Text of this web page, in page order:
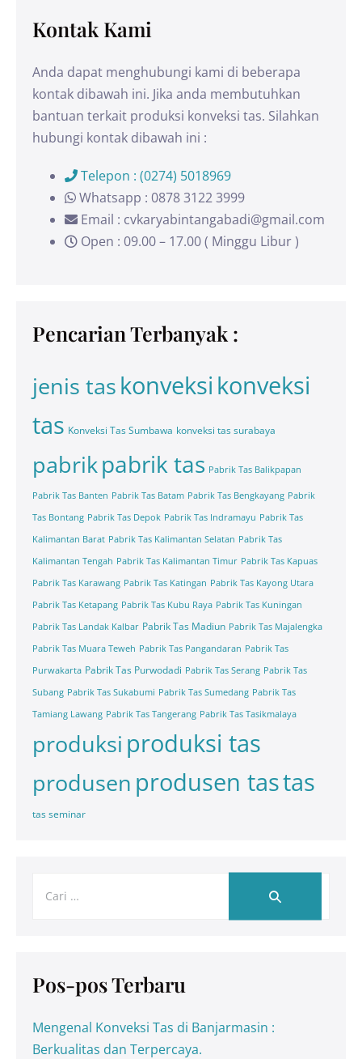
Kontak Kami
Anda dapat menghubungi kami di beberapa
kontak dibawah ini. Jika anda membutuhkan
bantuan terkait produksi konveksi tas. Silahkan
hubungi kontak dibawah ini :
Telepon : (0274) 5018969
Whatsapp : 0878 3122 3999
Email : cvkaryabintangabadi@gmail.com
Open : 09.00 – 17.00 ( Minggu Libur )
Pencarian Terbanyak :
jenis taskonveksi konveksi
tas Konveksi Tas Sumbawa konveksi tas surabaya
pabrikpabrik tas Pabrik Tas Balikpapan
Pabrik Tas Banten Pabrik Tas Batam Pabrik Tas Bengkayang Pabrik
Tas Bontang Pabrik Tas Depok Pabrik Tas Indramayu Pabrik Tas
Kalimantan Barat Pabrik Tas Kalimantan Selatan Pabrik Tas
Kalimantan Tengah Pabrik Tas Kalimantan Timur Pabrik Tas Kapuas
Pabrik Tas Karawang Pabrik Tas Katingan Pabrik Tas Kayong Utara
Pabrik Tas Ketapang Pabrik Tas Kubu Raya Pabrik Tas Kuningan
Pabrik Tas Landak Kalbar Pabrik Tas Madiun Pabrik Tas Majalengka
Pabrik Tas Muara Teweh Pabrik Tas Pangandaran Pabrik Tas
Purwakarta Pabrik Tas Purwodadi Pabrik Tas Serang Pabrik Tas
Subang Pabrik Tas Sukabumi Pabrik Tas Sumedang Pabrik Tas
Tamiang Lawang Pabrik Tas Tangerang Pabrik Tas Tasikmalaya
produksi produksi tas
produsen produsen tastas
tas seminar
Pos-pos Terbaru
Mengenal Konveksi Tas di Banjarmasin :
Berkualitas dan Terpercaya.